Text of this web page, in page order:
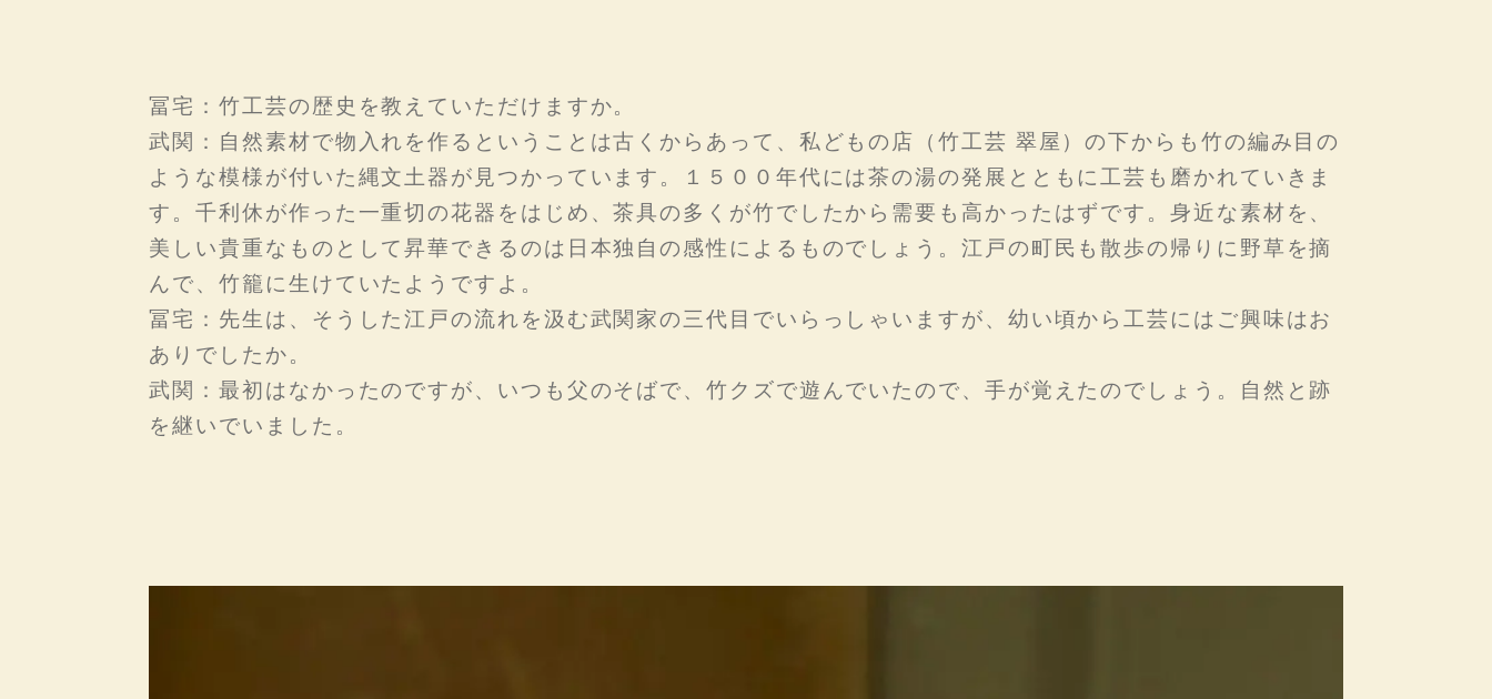
冨宅：竹工芸の歴史を教えていただけますか。
武関：自然素材で物入れを作るということは古くからあって、私どもの店（竹工芸 翠屋）の下からも竹の編み目の
ような模様が付いた縄文土器が見つかっています。１５００年代には茶の湯の発展とともに工芸も磨かれていきま
す。千利休が作った一重切の花器をはじめ、茶具の多くが竹でしたから需要も高かったはずです。身近な素材を、
美しい貴重なものとして昇華できるのは日本独自の感性によるものでしょう。江戸の町民も散歩の帰りに野草を摘
んで、竹籠に生けていたようですよ。
冨宅：先生は、そうした江戸の流れを汲む武関家の三代目でいらっしゃいますが、幼い頃から工芸にはご興味はお
ありでしたか。
武関：最初はなかったのですが、いつも父のそばで、竹クズで遊んでいたので、手が覚えたのでしょう。自然と跡
を継いでいました。